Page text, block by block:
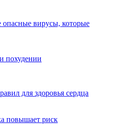
опасные вирусы, которые
похудении
для здоровья сердца
повышает риск